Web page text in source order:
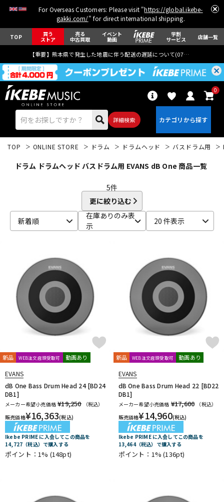
For Overseas Customers: Please visit "https://global.ikebe-
gakki.com/" for direct international shipping.
TOP 買う
ストア
売る
中古買取
イベント
動画
学割
サービス 店舗一覧
【重要】熊本県で発生した地震に伴う配送の遅延について(07月29日
詳細検索
0
ドラム パーカッション
キーボード 電子ピアノ
アンプ エフェクター
DJ機器 DTM
DTM オンライン納品 レコーディング機器
TOP ONLINE STORE ドラム ドラムヘッド バスドラム用
ドラム ドラムヘッド バスドラム用 EVANS dB One 商品一覧
5件
更に絞り込む
新着順
在庫ありのみ表
示
20 件表示
新品 WEB注文店頭受取可 動画あり
EVANS
dB One Bass Drum Head 24 [BD24
DB1]
メーカー希望小売価格 ¥19,250
（税込）
販売価格¥16,363(税込)
Ikebe PRIME に入会してこの商品を
14,727（税込）で購入する
ポイント：1% (148pt)
新品 WEB注文店頭受取可 動画あり
EVANS
dB One Bass Drum Head 22 [BD22
DB1]
メーカー希望小売価格 ¥17,600
（税込）
販売価格¥14,960(税込)
Ikebe PRIME に入会してこの商品を
13,464（税込）で購入する
ポイント：1%(136pt)